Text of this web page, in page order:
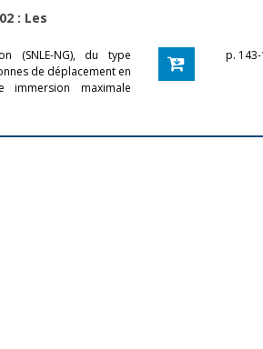
: Les
(SNLE-NG), du type
de déplacement en
maximale
p.